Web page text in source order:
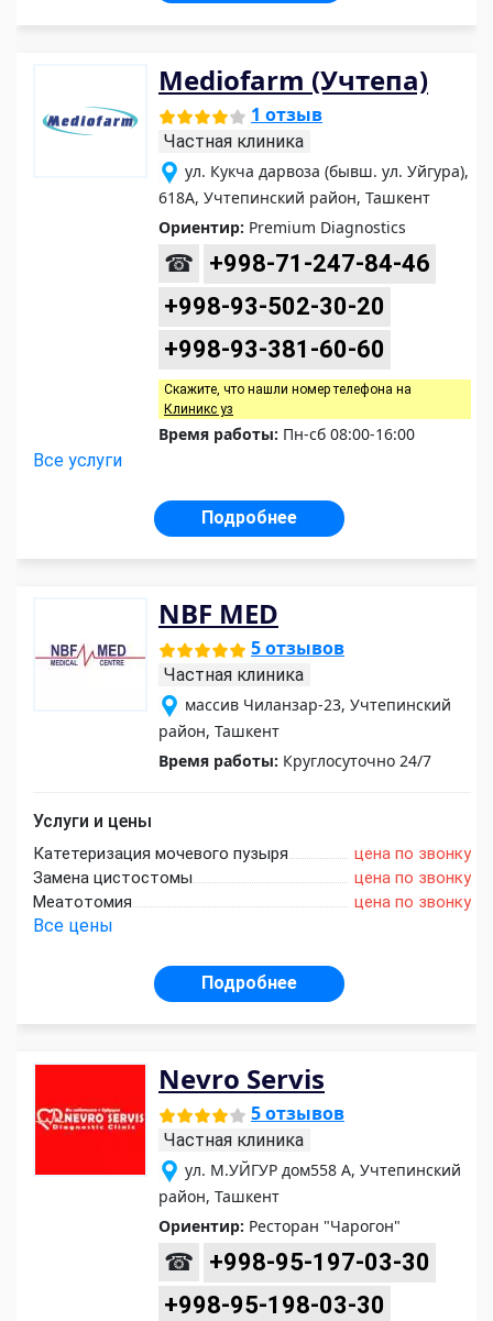
Mediofarm (Учтепа)
1 отзыв
Частная клиника
ул. Кукча дарвоза (бывш. ул. Уйгура),
618А, Учтепинский район, Ташкент
Ориентир: Premium Diagnostics
☎
+998-71-247-84-46
+998-93-502-30-20
+998-93-381-60-60
Скажите, что нашли номер телефона на
Клиникс уз
Время работы: Пн-сб 08:00-16:00
Все услуги
Подробнее
NBF MED
5 отзывов
Частная клиника
массив Чиланзар-23, Учтепинский
район, Ташкент
Время работы: Круглосуточно 24/7
Услуги и цены
Катетеризация мочевого пузыря
цена по звонку
Замена цистостомы
цена по звонку
Меатотомия
цена по звонку
Все цены
Подробнее
Nevro Servis
5 отзывов
Частная клиника
ул. М.УЙГУР дом558 А, Учтепинский
район, Ташкент
Ориентир: Ресторан "Чарогон"
☎
+998-95-197-03-30
+998-95-198-03-30